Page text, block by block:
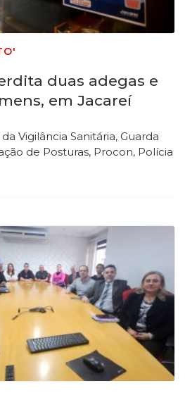
duas adegas e
em Jacareí
Vigilância Sanitária, Guarda
de Posturas, Procon, Polícia